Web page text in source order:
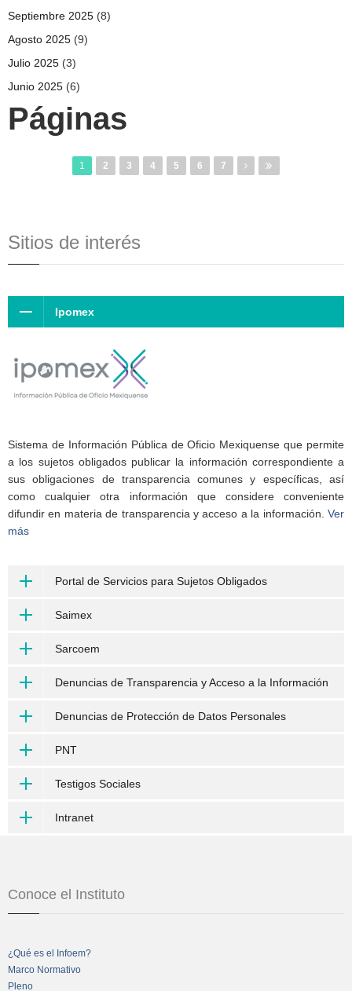
Septiembre 2025 (8)
Agosto 2025 (9)
Julio 2025 (3)
Junio 2025 (6)
Páginas
1 2 3 4 5 6 7
Sitios de interés
Ipomex
Sistema de Información Pública de Oficio Mexiquense que permite
a los sujetos obligados publicar la información correspondiente a
sus obligaciones de transparencia comunes y específicas, así
como cualquier otra información que considere conveniente
difundir en materia de transparencia y acceso a la información. Ver
más
Portal de Servicios para Sujetos Obligados
Saimex
Sarcoem
Denuncias de Transparencia y Acceso a la Información
Denuncias de Protección de Datos Personales
PNT
Testigos Sociales
Intranet
Conoce el Instituto
¿Qué es el Infoem?
Marco Normativo
Pleno